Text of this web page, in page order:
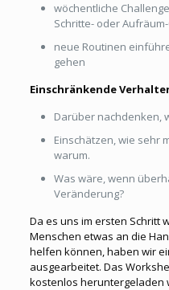
wöchentliche
Schritte- oder
neue Routinen
gehen
Einschränkende
Darüber nachdenken,
Einschätzen, wie sehr
warum.
Was wäre, wenn
Veränderung?
Da es uns im ersten Schritt
Menschen etwas an die
helfen können, haben wir
ausgearbeitet. Das
kostenlos heruntergeladen